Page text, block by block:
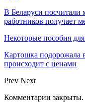
В Беларуси посчитали
работников получает
Некоторые пособия
Картошка подорожала в
происходит с ценами
Prev Next
Комментарии закрыты.